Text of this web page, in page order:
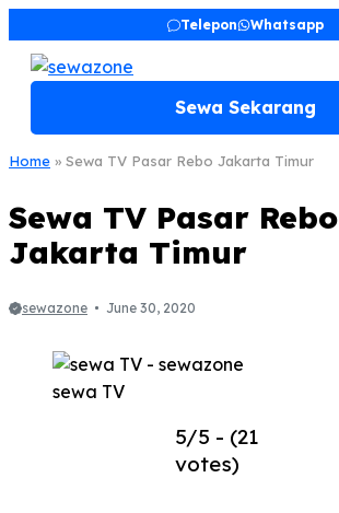
content
Telepon Whatsapp
Sewa Sekarang
Home » Sewa TV Pasar Rebo Jakarta Timur
Sewa TV Pasar Rebo
Jakarta Timur
sewazone June 30, 2020
sewa TV
5/5 - (21
votes)